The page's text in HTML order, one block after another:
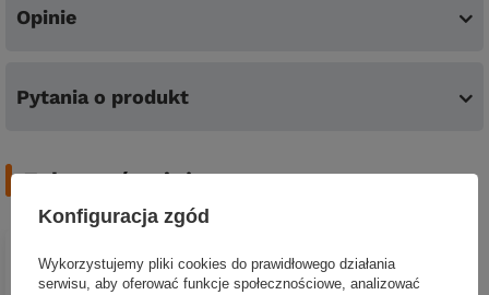
Opinie
Pytania o produkt
Zobacz również
Konfiguracja zgód
Wykorzystujemy pliki cookies do prawidłowego działania
serwisu, aby oferować funkcje społecznościowe, analizować